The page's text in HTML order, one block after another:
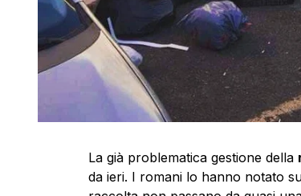
La già problematica gestione della
da ieri. I romani lo hanno notato